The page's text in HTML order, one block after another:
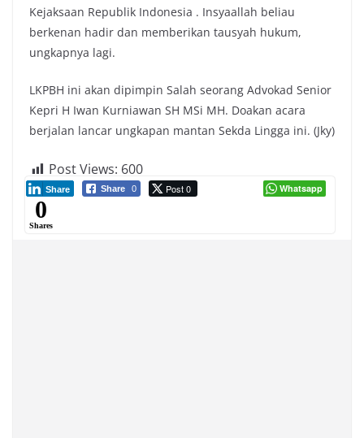
Kejaksaan Republik Indonesia . Insyaallah beliau
berkenan hadir dan memberikan tausyah hukum,
ungkapnya lagi.
LKPBH ini akan dipimpin Salah seorang Advokad Senior
Kepri H Iwan Kurniawan SH MSi MH. Doakan acara
berjalan lancar ungkapan mantan Sekda Lingga ini. (Jky)
Post Views: 600
Share 0 Post 0
Share Whatsapp
0
Shares